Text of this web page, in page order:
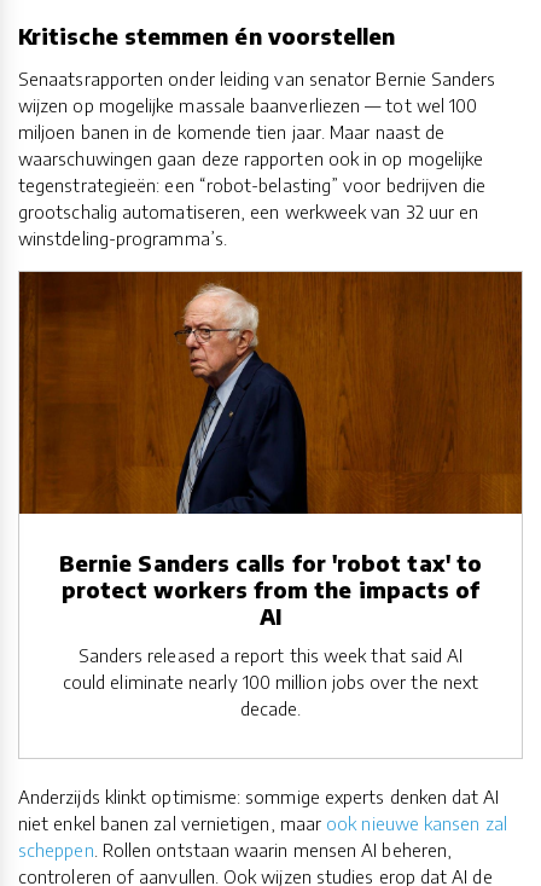
Kritische stemmen én voorstellen
Senaatsrapporten onder leiding van senator Bernie Sanders
wijzen op mogelijke massale baanverliezen — tot wel 100
miljoen banen in de komende tien jaar. Maar naast de
waarschuwingen gaan deze rapporten ook in op mogelijke
tegenstrategieën: een “robot-belasting” voor bedrijven die
grootschalig automatiseren, een werkweek van 32 uur en
winstdeling-programma’s.
Bernie Sanders calls for 'robot tax' to
protect workers from the impacts of
AI
Sanders released a report this week that said AI
could eliminate nearly 100 million jobs over the next
decade.
Anderzijds klinkt optimisme: sommige experts denken dat AI
niet enkel banen zal vernietigen, maar ook nieuwe kansen zal
scheppen . Rollen ontstaan waarin mensen AI beheren,
controleren of aanvullen. Ook wijzen studies erop dat AI de